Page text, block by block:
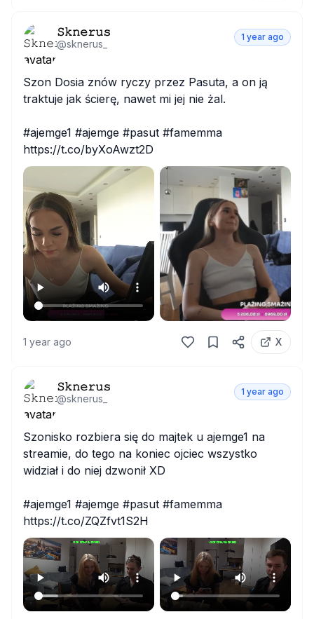
𝚂𝚔𝚗𝚎𝚛𝚞𝚜
@sknerus_
1 year ago
Szon Dosia znów ryczy przez Pasuta, a on ją
traktuje jak ścierę, nawet mi jej nie żal.
#ajemge1 #ajemge #pasut #famemma
https://t.co/byXoAwzt2D
1 year ago X
𝚂𝚔𝚗𝚎𝚛𝚞𝚜
@sknerus_
1 year ago
Szonisko rozbiera się do majtek u ajemge1 na
streamie, do tego na koniec ojciec wszystko
widział i do niej dzwonił XD
#ajemge1 #ajemge #pasut #famemma
https://t.co/ZQZfvt1S2H